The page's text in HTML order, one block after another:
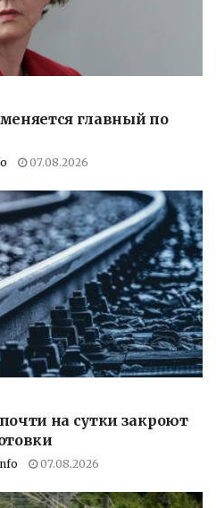
главный по
07.08.2026
на сутки закроют
07.08.2026